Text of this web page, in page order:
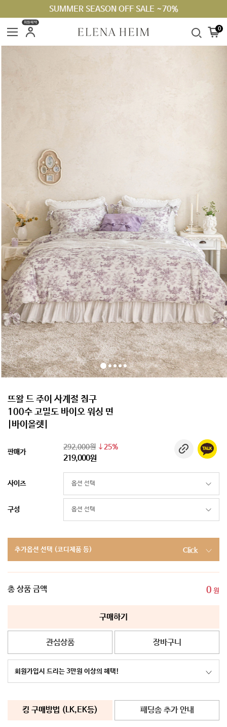
SUMMER SEASON OFF SALE ~70%
회원혜택
0
뜨왈 드 주이 사계절 침구
100수 고밀도 바이오 워싱 면
|바이올렛|
판매가
292,000원 25%
219,000원
사이즈
구성
추가옵션 선택 (코디제품 등) Click
총 상품 금액 0 원
구매하기
관심상품 장바구니
회원가입시 드리는 3만원 이상의 혜택!
킹 구매방법 (LK,EK등) 패딩솜 추가 안내